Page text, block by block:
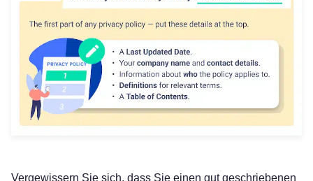
Vergewissern Sie sich, dass Sie einen gut geschriebenen